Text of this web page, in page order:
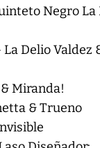
Negro La
Delio Valdez
Miranda!
& Trueno